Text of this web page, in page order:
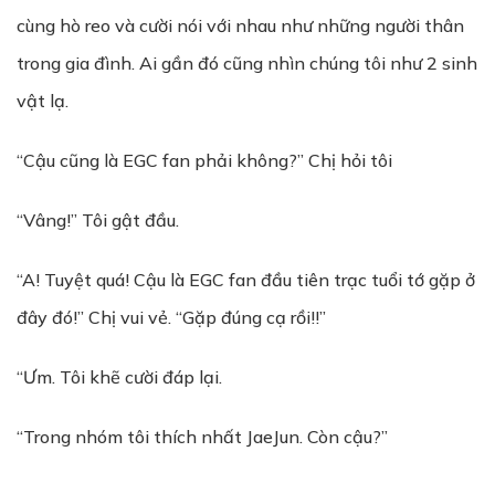
cùng hò reo và cười nói với nhau như những người thân
trong gia đình. Ai gần đó cũng nhìn chúng tôi như 2 sinh
vật lạ.
“Cậu cũng là EGC fan phải không?” Chị hỏi tôi
“Vâng!” Tôi gật đầu.
“A! Tuyệt quá! Cậu là EGC fan đầu tiên trạc tuổi tớ gặp ở
đây đó!” Chị vui vẻ. “Gặp đúng cạ rồi!!”
“Ưm. Tôi khẽ cười đáp lại.
“Trong nhóm tôi thích nhất JaeJun. Còn cậu?”